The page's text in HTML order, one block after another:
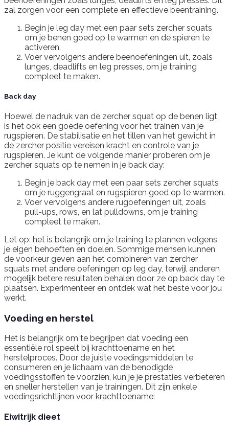
zal zorgen voor een complete en effectieve beentraining.
Begin je leg day met een paar sets zercher squats
om je benen goed op te warmen en de spieren te
activeren.
Voer vervolgens andere beenoefeningen uit, zoals
lunges, deadlifts en leg presses, om je training
compleet te maken.
Back day
Hoewel de nadruk van de zercher squat op de benen ligt,
is het ook een goede oefening voor het trainen van je
rugspieren. De stabilisatie en het tillen van het gewicht in
de zercher positie vereisen kracht en controle van je
rugspieren. Je kunt de volgende manier proberen om je
zercher squats op te nemen in je back day:
Begin je back day met een paar sets zercher squats
om je ruggengraat en rugspieren goed op te warmen.
Voer vervolgens andere rugoefeningen uit, zoals
pull-ups, rows, en lat pulldowns, om je training
compleet te maken.
Let op: het is belangrijk om je training te plannen volgens
je eigen behoeften en doelen. Sommige mensen kunnen
de voorkeur geven aan het combineren van zercher
squats met andere oefeningen op leg day, terwijl anderen
mogelijk betere resultaten behalen door ze op back day te
plaatsen. Experimenteer en ontdek wat het beste voor jou
werkt.
Voeding en herstel
Het is belangrijk om te begrijpen dat voeding een
essentiële rol speelt bij krachttoename en het
herstelproces. Door de juiste voedingsmiddelen te
consumeren en je lichaam van de benodigde
voedingsstoffen te voorzien, kun je je prestaties verbeteren
en sneller herstellen van je trainingen. Dit zijn enkele
voedingsrichtlijnen voor krachttoename:
Eiwitrijk dieet